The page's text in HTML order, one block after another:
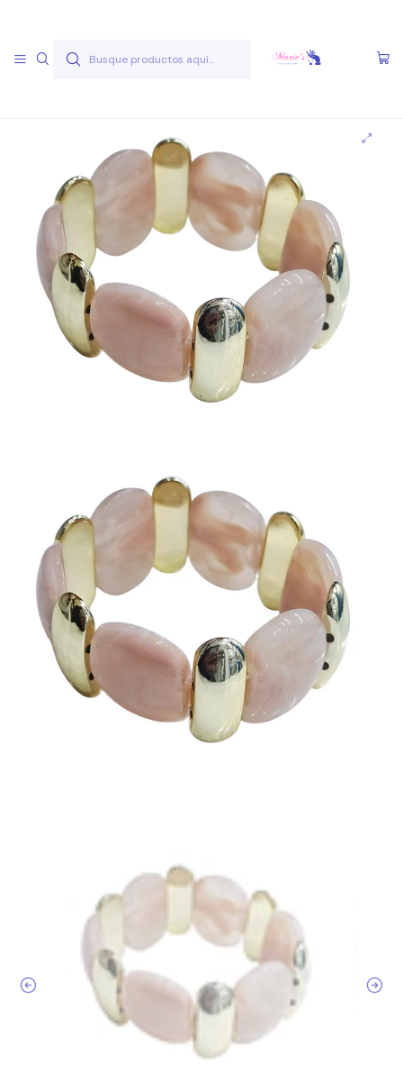
Inicio Joyas Acero Quirúgico Pulseras Acero Quirúgico
Pulseras A.Q. Variadas Pulsera AQ V 21